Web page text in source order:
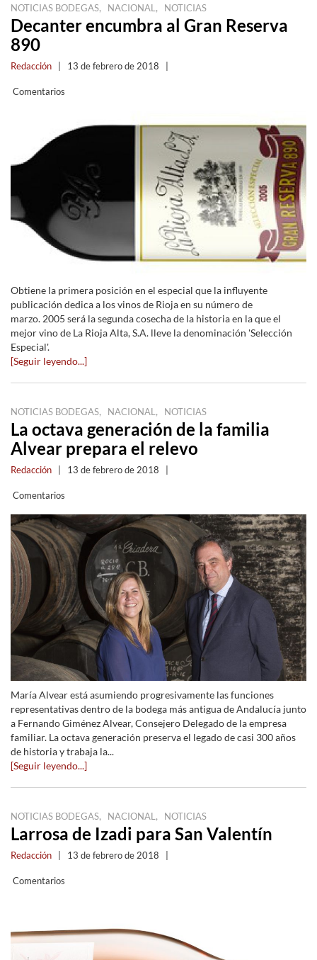
NOTICIAS BODEGAS, NACIONAL , NOTICIAS
Decanter encumbra al Gran Reserva
890
Redacción 13 de febrero de 2018
Comentarios
Obtiene la primera posición en el especial que la influyente
publicación dedica a los vinos de Rioja en su número de
marzo. 2005 será la segunda cosecha de la historia en la que el
mejor vino de La Rioja Alta, S.A. lleve la denominación 'Selección
Especial'.
[Seguir leyendo...]
NOTICIAS BODEGAS, NACIONAL, NOTICIAS
La octava generación de la familia
Alvear prepara el relevo
Redacción 13 de febrero de 2018
Comentarios
María Alvear está asumiendo progresivamente las funciones
representativas dentro de la bodega más antigua de Andalucía junto
a Fernando Giménez Alvear, Consejero Delegado de la empresa
familiar. La octava generación preserva el legado de casi 300 años
de historia y trabaja la...
[Seguir leyendo...]
NOTICIAS BODEGAS, NACIONAL , NOTICIAS
Larrosa de Izadi para San Valentín
Redacción 13 de febrero de 2018
Comentarios